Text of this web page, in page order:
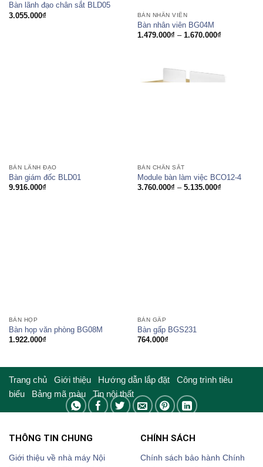
Bàn lãnh đạo chân sắt BLD05
3.055.000₫ BÀN NHÂN VIÊN
Bàn nhân viên BG04M
1.479.000₫ – 1.670.000₫Khoảng
BÀN LÃNH ĐẠO
Bàn giám đốc BLD01
9.916.000₫
BÀN CHÂN SẮT
Module bàn làm việc BCO12-4
3.760.000₫ – 5.135.000₫Khoảng
BÀN HỌP
Bàn họp văn phòng BG08M
1.922.000₫
BÀN GẤP
Bàn gấp BGS231
764.000₫
Trang chủ Giới thiệu Hướng dẫn lắp đặt Công trình tiêu
biểu
Bảng mã màu Tin nội thất
THÔNG TIN CHUNG
Giới thiệu về nhà máy Nội
CHÍNH SÁCH
Chính sách bảo hành Chính